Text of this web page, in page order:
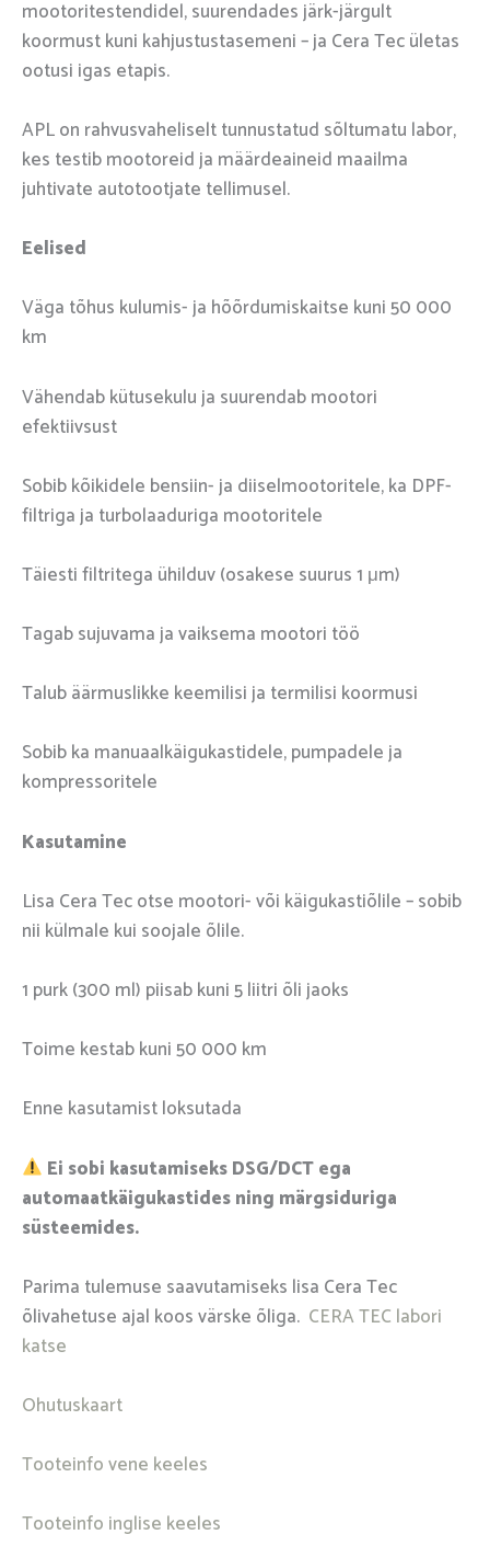
mootoritestendidel, suurendades järk-järgult
koormust kuni kahjustustasemeni – ja Cera Tec ületas
ootusi igas etapis.
APL on rahvusvaheliselt tunnustatud sõltumatu labor,
kes testib mootoreid ja määrdeaineid maailma
juhtivate autotootjate tellimusel.
Eelised
Väga tõhus kulumis- ja hõõrdumiskaitse kuni 50 000
km
Vähendab kütusekulu ja suurendab mootori
efektiivsust
Sobib kõikidele bensiin- ja diiselmootoritele, ka DPF-
filtriga ja turbolaaduriga mootoritele
Täiesti filtritega ühilduv (osakese suurus 1 μm)
Tagab sujuvama ja vaiksema mootori töö
Talub äärmuslikke keemilisi ja termilisi koormusi
Sobib ka manuaalkäigukastidele, pumpadele ja
kompressoritele
Kasutamine
Lisa Cera Tec otse mootori- või käigukastiõlile – sobib
nii külmale kui soojale õlile.
1 purk (300 ml) piisab kuni 5 liitri õli jaoks
Toime kestab kuni 50 000 km
Enne kasutamist loksutada
Ei sobi kasutamiseks DSG/DCT ega
automaatkäigukastides ning märgsiduriga
süsteemides.
Parima tulemuse saavutamiseks lisa Cera Tec
õlivahetuse ajal koos värske õliga. CERA TEC labori
katse
Ohutuskaart
Tooteinfo vene keeles
Tooteinfo inglise keeles